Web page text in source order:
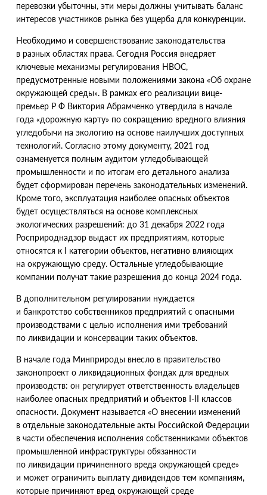
перевозки убыточны, эти меры должны учитывать баланс
интересов участников рынка без ущерба для конкуренции.
Необходимо и совершенствование законодательства
в разных областях права. Сегодня Россия внедряет
ключевые механизмы регулирования НВОС,
предусмотренные новыми положениями закона «Об охране
окружающей среды». В рамках его реализации вице-
премьер Р Ф Виктория Абрамченко утвердила в начале
года «дорожную карту» по сокращению вредного влияния
угледобычи на экологию на основе наилучших доступных
технологий. Согласно этому документу, 2021 год
ознаменуется полным аудитом угледобывающей
промышленности и по итогам его детального анализа
будет сформирован перечень законодательных изменений.
Кроме того, эксплуатация наиболее опасных объектов
будет осуществляться на основе комплексных
экологических разрешений: до 31 декабря 2022 года
Росприроднадзор выдаст их предприятиям, которые
относятся к I категории объектов, негативно влияющих
на окружающую среду. Остальные угледобывающие
компании получат такие разрешения до конца 2024 года.
В дополнительном регулировании нуждается
и банкротство собственников предприятий с опасными
производствами с целью исполнения ими требований
по ликвидации и консервации таких объектов.
В начале года Минприроды внесло в правительство
законопроект о ликвидационных фондах для вредных
производств: он регулирует ответственность владельцев
наиболее опасных предприятий и объектов I-II классов
опасности. Документ называется «О внесении изменений
в отдельные законодательные акты Российской Федерации
в части обеспечения исполнения собственниками объектов
промышленной инфраструктуры обязанности
по ликвидации причиненного вреда окружающей среде»
и может ограничить выплату дивидендов тем компаниям,
которые причиняют вред окружающей среде